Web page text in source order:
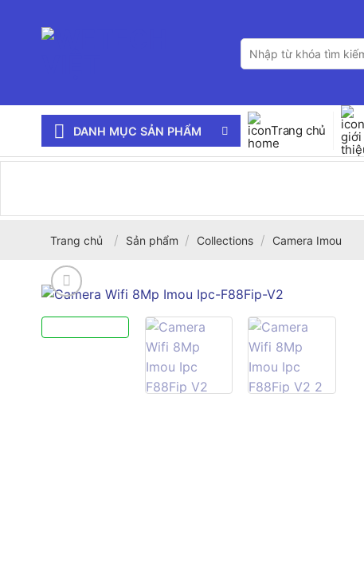
Tìm
kiếm:
DANH MỤC SẢN PHẨM Trang chủ
Trang chủ / Sản phẩm / Collections / Camera Imou